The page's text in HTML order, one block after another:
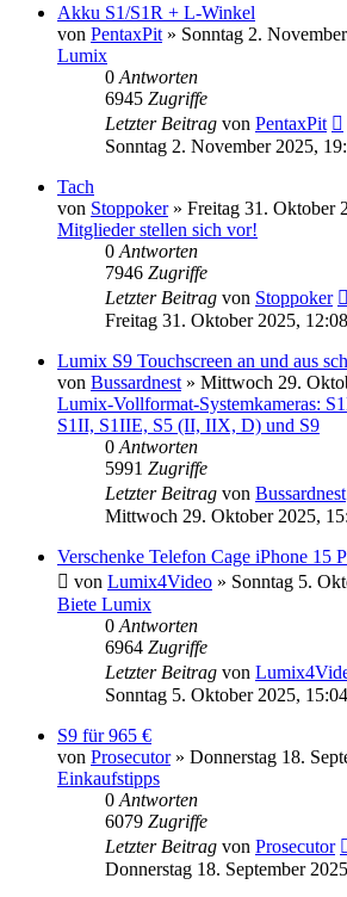
Akku S1/S1R + L-Winkel
von PentaxPit » Sonntag 2.
Lumix
0 Antworten
6945 Zugriffe
Letzter Beitrag von PentaxPit
Sonntag 2. November 2025,
Tach
von Stoppoker» Freitag 31. Oktober
Mitglieder stellen sich vor!
0 Antworten
7946 Zugriffe
Letzter Beitrag von Stoppoker
Freitag 31. Oktober 2025, 12:08
Lumix S9 Touchscreen an und aus
von Bussardnest » Mittwoch 29.
Lumix-Vollformat-Systemkameras:
S1II, S1IIE, S5 (II, IIX, D) und S9
0 Antworten
5991 Zugriffe
Letzter Beitrag von Bussardnest
Mittwoch 29. Oktober 2025,
Verschenke Telefon Cage iPhone 15
von Lumix4Video » Sonntag 5.
Biete Lumix
0 Antworten
6964 Zugriffe
Letzter Beitrag von
Sonntag 5. Oktober 2025, 15:04
S9 für 965 €
von Prosecutor» Donnerstag 18.
Einkaufstipps
0 Antworten
6079 Zugriffe
Letzter Beitrag von Prosecutor
Donnerstag 18. September